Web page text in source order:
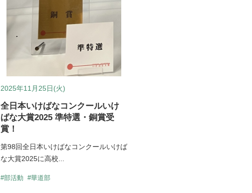
2025年11月25日(火)
全日本いけばなコンクールいけ
ばな大賞2025 準特選・銅賞受
賞！
第98回全日本いけばなコンクールいけば
な大賞2025に高校...
#部活動 #華道部